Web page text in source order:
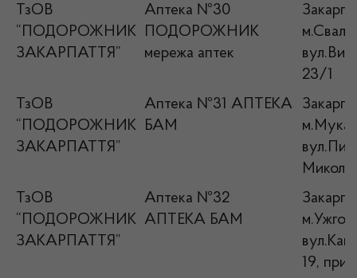
ТзОВ
“ПОДОРОЖНИК
ЗАКАРПАТТЯ”
Аптека №30
ПОДОРОЖНИК
мережа аптек
23/1
ТзОВ
“ПОДОРОЖНИК
ЗАКАРПАТТЯ”
Аптека №31 АПТЕКА
БАМ
ТзОВ
“ПОДОРОЖНИК
ЗАКАРПАТТЯ”
Аптека №32
АПТЕКА БАМ
19,